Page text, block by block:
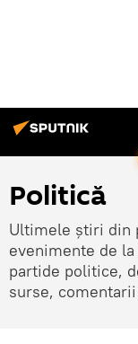
Politică
Ultimele știri din
evenimente de
partide politice,
surse,